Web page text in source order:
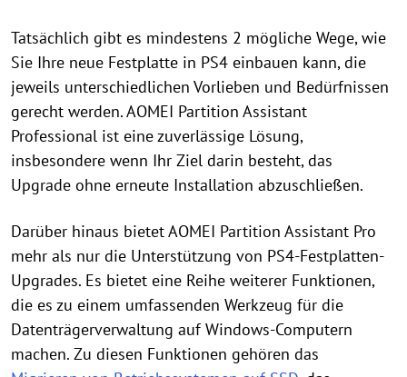
Tatsächlich gibt es mindestens 2 mögliche Wege, wie
Sie Ihre neue Festplatte in PS4 einbauen kann, die
jeweils unterschiedlichen Vorlieben und Bedürfnissen
gerecht werden. AOMEI Partition Assistant
Professional ist eine zuverlässige Lösung,
insbesondere wenn Ihr Ziel darin besteht, das
Upgrade ohne erneute Installation abzuschließen.
Darüber hinaus bietet AOMEI Partition Assistant Pro
mehr als nur die Unterstützung von PS4-Festplatten-
Upgrades. Es bietet eine Reihe weiterer Funktionen,
die es zu einem umfassenden Werkzeug für die
Datenträgerverwaltung auf Windows-Computern
machen. Zu diesen Funktionen gehören das